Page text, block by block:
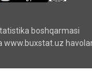
boshqarmasi